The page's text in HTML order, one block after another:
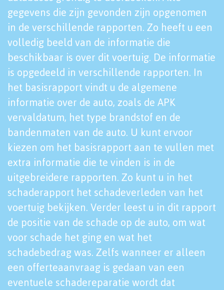
gegevens die zijn gevonden zijn opgenomen
in de verschillende rapporten. Zo heeft u een
volledig beeld van de informatie die
beschikbaar is over dit voertuig. De informatie
is opgedeeld in verschillende rapporten. In
het basisrapport vindt u de algemene
informatie over de auto, zoals de APK
vervaldatum, het type brandstof en de
bandenmaten van de auto. U kunt ervoor
kiezen om het basisrapport aan te vullen met
extra informatie die te vinden is in de
uitgebreidere rapporten. Zo kunt u in het
schaderapport het schadeverleden van het
voertuig bekijken. Verder leest u in dit rapport
de positie van de schade op de auto, om wat
voor schade het ging en wat het
schadebedrag was. Zelfs wanneer er alleen
een offerteaanvraag is gedaan van een
eventuele schadereparatie wordt dat